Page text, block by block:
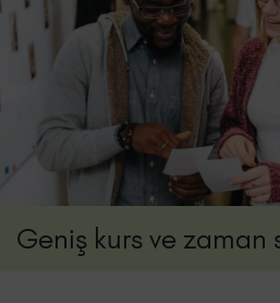
Geniş kurs ve zaman